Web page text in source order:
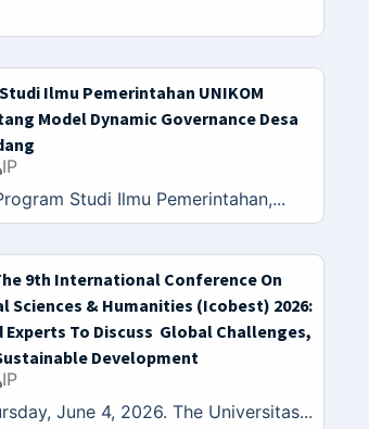
Ilmu Pemerintahan UNIKOM
Model Dynamic Governance Desa
IP
Studi Ilmu Pemerintahan,...
9th International Conference On
Sciences & Humanities (Icobest) 2026:
To Discuss Global Challenges,
Development
IP
June 4, 2026. The Universitas...